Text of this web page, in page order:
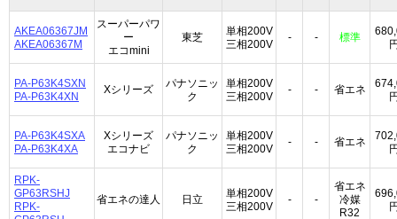
AKEA06367JM
AKEA06367M
スーパーパワ
ー
エコmini
東芝
単相200V
三相200V
- - 標準
PA-P63K4SXN
PA-P63K4XN
Xシリーズ
パナソニッ
ク
単相200V
三相200V
- - 省エネ
PA-P63K4SXA
PA-P63K4XA
Xシリーズ
エコナビ
パナソニッ
ク
単相200V
三相200V
- - 省エネ
RPK-
GP63RSHJ
RPK-
省エネの達人 日立
単相200V
三相200V
- -
省エネ
冷媒
R32